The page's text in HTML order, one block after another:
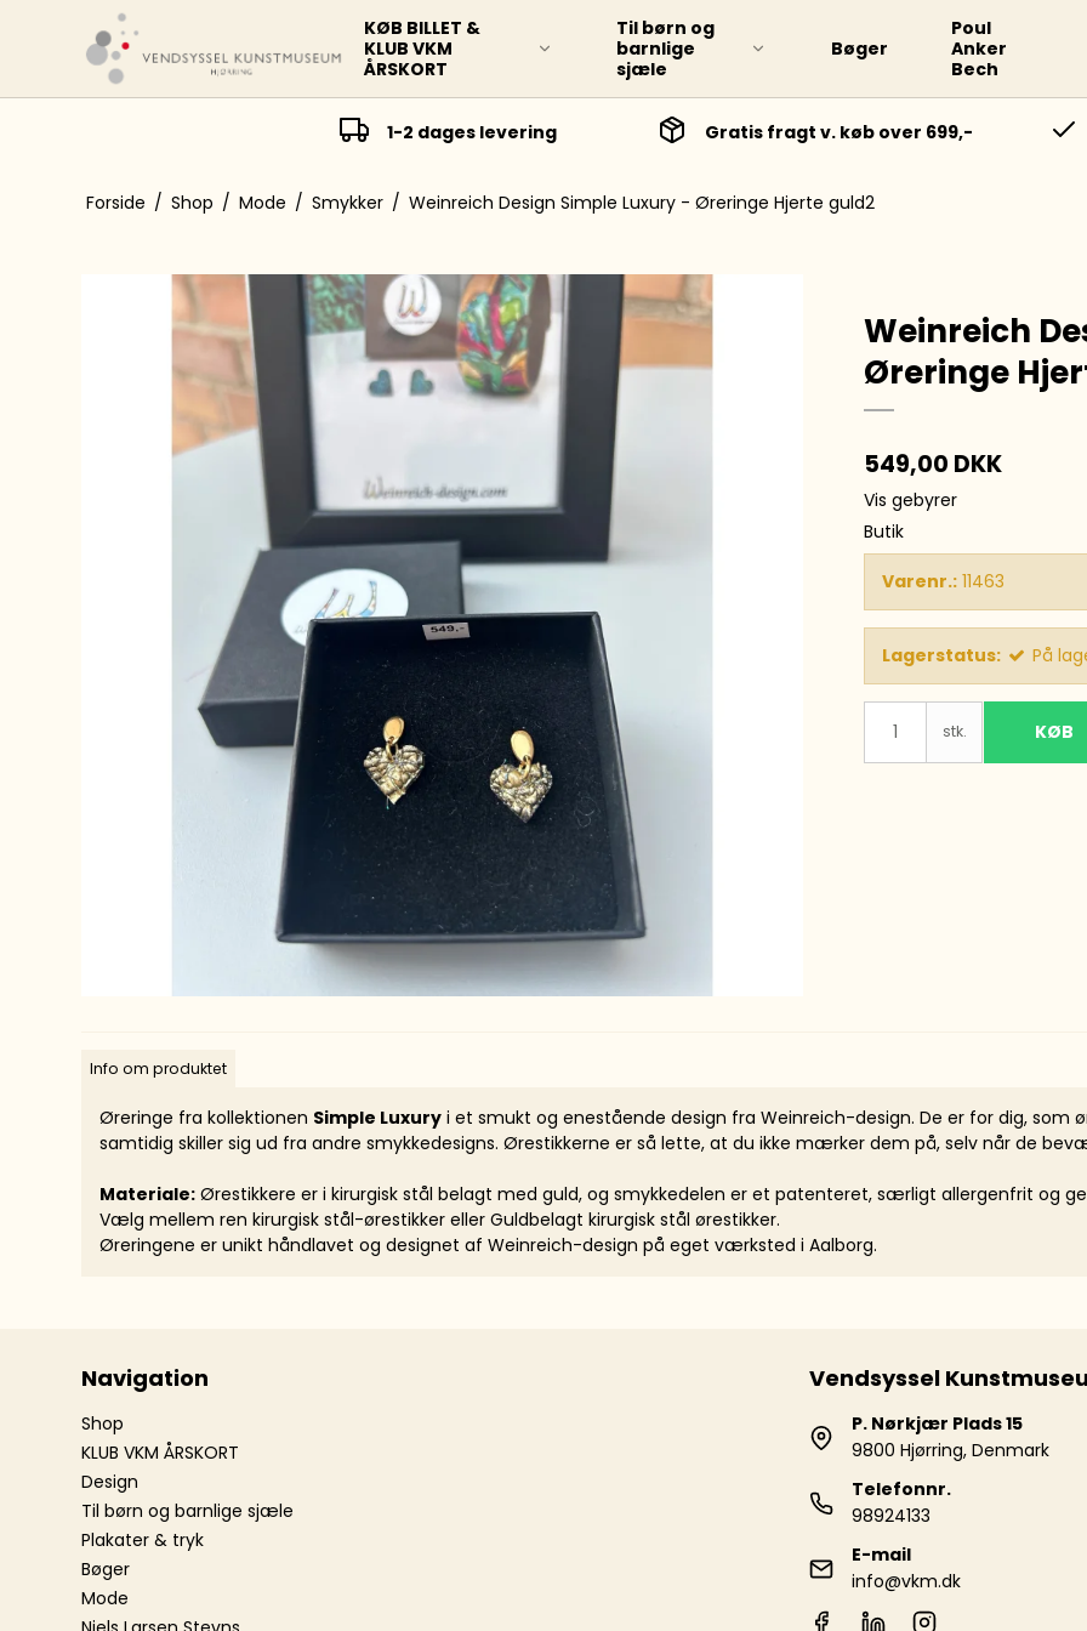
KØB BILLET &
KLUB VKM
ÅRSKORT
Til børn og
barnlige
sjæle
Bøger
Poul
Anker
Bech
1-2 dages levering Gratis fragt v. køb over 699,-
Forside / Shop / Mode / Smykker / Weinreich Design Simple Luxury - Øreringe Hjerte guld2
Weinreich
Øreringe
549,00 DKK
Vis gebyrer
Butik
Varenr.: 11463
Lagerstatus: På
stk. KØB
Info om produktet
Øreringe fra kollektionen Simple Luxury i et smukt og enestående design fra Weinreich-design. De er for dig, som
samtidig skiller sig ud fra andre smykkedesigns. Ørestikkerne er så lette, at du ikke mærker dem på, selv når de
Materiale: Ørestikkere er i kirurgisk stål belagt med guld, og smykkedelen er et patenteret, særligt allergenfrit og
Vælg mellem ren kirurgisk stål-ørestikker eller Guldbelagt kirurgisk stål ørestikker.
Øreringene er unikt håndlavet og designet af Weinreich-design på eget værksted i Aalborg.
Navigation
Shop
KLUB VKM ÅRSKORT
Design
Til børn og barnlige sjæle
Plakater & tryk
Bøger
Mode
Vendsyssel
P. Nørkjær Plads 15
9800 Hjørring, Denmark
Telefonnr.
98924133
E-mail
info@vkm.dk